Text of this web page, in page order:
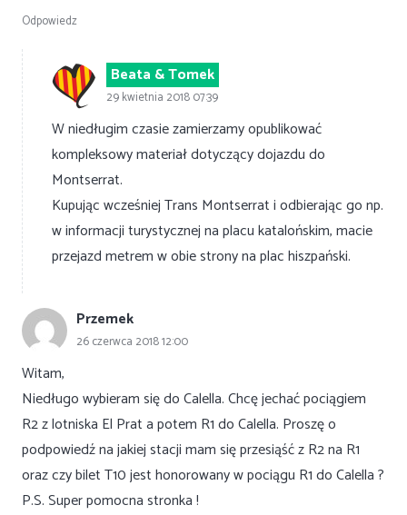
Odpowiedz
Beata & Tomek
29 kwietnia 2018 07:39
W niedługim czasie zamierzamy opublikować
kompleksowy materiał dotyczący dojazdu do
Montserrat.
Kupując wcześniej Trans Montserrat i odbierając go np.
w informacji turystycznej na placu katalońskim, macie
przejazd metrem w obie strony na plac hiszpański.
Przemek
26 czerwca 2018 12:00
Witam,
Niedługo wybieram się do Calella. Chcę jechać pociągiem
R2 z lotniska El Prat a potem R1 do Calella. Proszę o
podpowiedź na jakiej stacji mam się przesiąść z R2 na R1
oraz czy bilet T10 jest honorowany w pociągu R1 do Calella ?
P.S. Super pomocna stronka !